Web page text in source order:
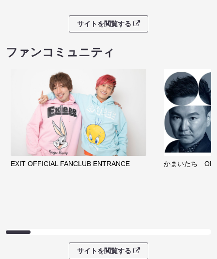
サイトを閲覧する
ファンコミュニティ
EXIT OFFICIAL FANCLUB ENTRANCE かまいたち
サイトを閲覧する